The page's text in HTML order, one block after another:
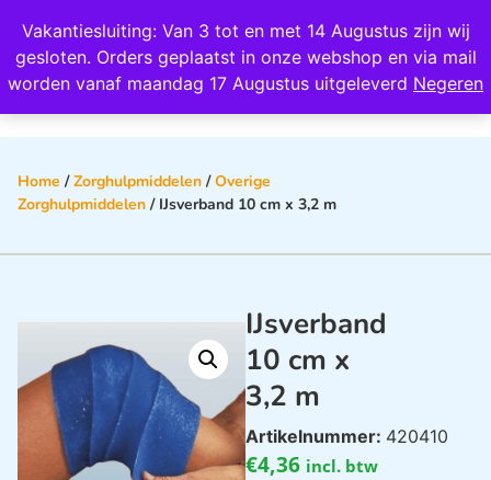
Vakantiesluiting: Van 3 tot en met 14 Augustus zijn wij
gesloten. Orders geplaatst in onze webshop en via mail
worden vanaf maandag 17 Augustus uitgeleverd Negeren
Wij scoren een 4,8 op Google
Home /Zorghulpmiddelen /Overige
Zorghulpmiddelen / IJsverband 10 cm x 3,2 m
IJsverband
10 cm x
3,2 m
Artikelnummer: 420410
€4,36 incl. btw